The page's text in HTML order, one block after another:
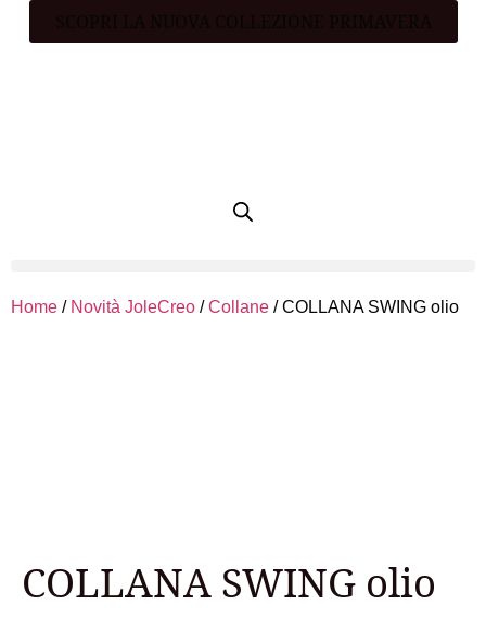
Home / Novità JoleCreo /Collane / COLLANA SWING olio
COLLANA SWING olio